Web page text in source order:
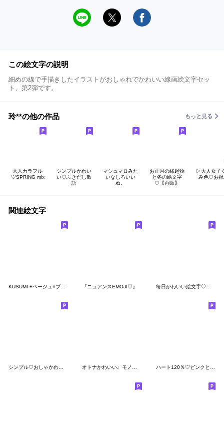
この絵文字の説明
細めの線で手描きしたイラストがおしゃれでかわいい線画絵文字セッ
ト、第2弾です。
玲**の他の作品 もっと見る
大人カラフル
♡SPRING mix
シンプルかわい
い♡ふきだし敬
語
マシュマロみた
いなしろいい
ぬ。
お正月の縁起物
と冬の絵文字
♡【再販】
▷大人女子
み色♡お祝
関連絵文字
『ニュアンスEMOJI♡』
シンプル♡おしゃかわモノトーン絵文字 オトナかわいい♩モノトーン線画絵文字 ハート120％♡ピンクとチョコ色大人セット